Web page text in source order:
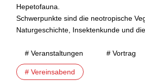
Hepetofauna.
Schwerpunkte sind die neotropische
Naturgeschichte, Insektenkunde und
# Veranstaltungen # Vortrag
# Vereinsabend